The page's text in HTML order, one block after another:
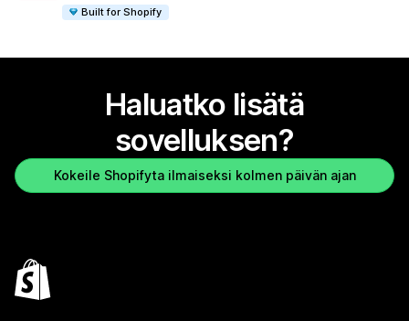
Built for Shopify
Haluatko lisätä
sovelluksen?
Kokeile Shopifyta ilmaiseksi kolmen päivän ajan